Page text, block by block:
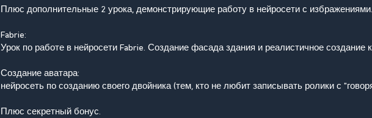
Плюс дополнительные 2 урока, демонстрирующие работу в нейросети с избражениями.
Fabrie:
Урок по работе в нейросети Fabrie. Создание фасада здания и реалистичное создание
Создание аватара:
нейросеть по созданию своего двойника (тем, кто не любит записывать ролики с
Плюс секретный бонус.